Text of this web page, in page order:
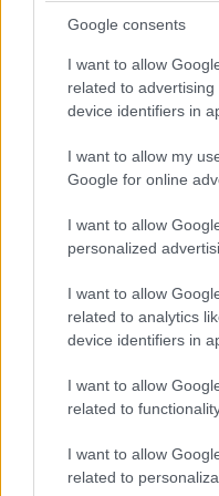
Google consents
I want to allow
related to
device identifiers in
I want to allow my
Google for online
I want to allow
personalized
I want to allow
related to analytics
device identifiers in
I want to allow
related to
I want to allow
related to
conectada con el
las necesidades
perder su dimensión
servicio público.
de calidad no puede
código postal. Y
unos acceden a lo
construye cohesión,
La escuela pública no
expresión concreta de
protege. Defenderla
de todos. Significa